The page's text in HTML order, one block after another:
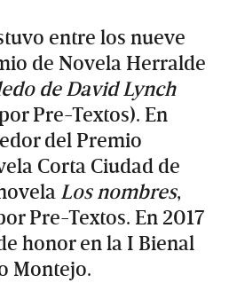
entre los nueve
de Novela Herralde
de David Lynch
Pre-Textos). En
del Premio
Corta Ciudad de
Los nombres,
Pre-Textos. En 2017
honor en la I Bienal
Montejo.